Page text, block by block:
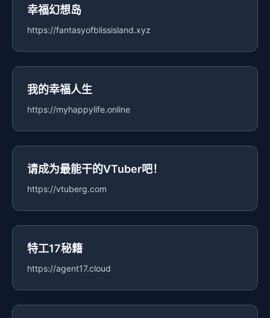
幸福幻想岛
https://fantasyofblissisland.xyz
我的幸福人生
https://myhappylife.online
请成为最能干的VTuber吧！
https://vtuberg.com
特工17秘籍
https://agent17.cloud